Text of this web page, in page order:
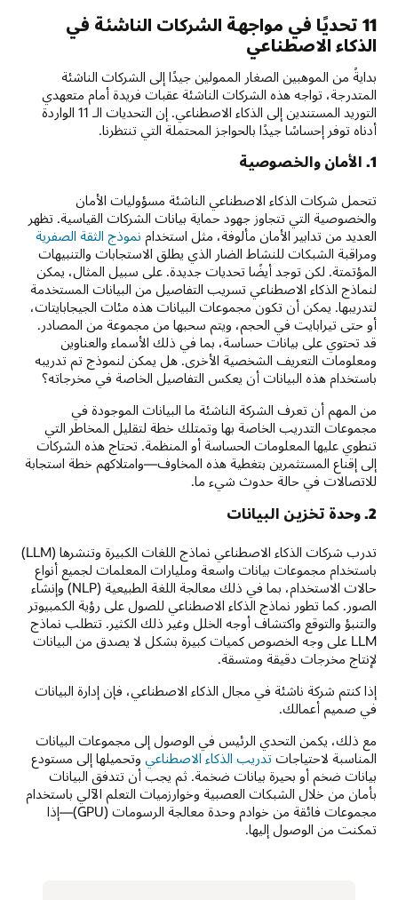
11 تحديًا في مواجهة الشركات الناشئة في
الذكاء الاصطناعي
بدايةً من الموهبين الصغار الممولين جيدًا إلى الشركات الناشئة
المتدرجة، تواجه هذه الشركات الناشئة عقبات فريدة أمام متعهدي
التوريد المستندين إلى الذكاء الاصطناعي. إن التحديات الـ 11 الواردة
أدناه توفر إحساسًا جيدًا بالحواجز المحتملة التي تنتظرنا.
1. الأمان والخصوصية
تتحمل شركات الذكاء الاصطناعي الناشئة مسؤوليات الأمان
والخصوصية التي تتجاوز جهود حماية بيانات الشركات القياسية. تظهر
العديد من تدابير الأمان مألوفة، مثل استخدام نموذج الثقة الصفرية
ومراقبة الشبكات للنشاط الضار الذي يطلق الاستجابات والتنبيهات
المؤتمتة. لكن توجد أيضًا تحديات جديدة. على سبيل المثال، يمكن
لنماذج الذكاء الاصطناعي تسريب التفاصيل من البيانات المستخدمة
لتدريبها. يمكن أن تكون مجموعات البيانات هذه مئات الجيجابايتات،
أو حتى تيرابايت في الحجم، ويتم سحبها من مجموعة من المصادر.
قد تحتوي على بيانات حساسة، بما في ذلك الأسماء والعناوين
ومعلومات التعريف الشخصية الأخرى. هل يمكن لنموذج تم تدريبه
باستخدام هذه البيانات أن يعكس التفاصيل الخاصة في مخرجاته؟
من المهم أن تعرف الشركة الناشئة ما البيانات الموجودة في
مجموعات التدريب الخاصة بها وتمتلك خطة لتقليل المخاطر التي
تنطوي عليها المعلومات الحساسة أو المنظمة. تحتاج هذه الشركات
إلى إقناع المستثمرين بتغطية هذه المخاوف—وامتلاكهم خطة استجابة
للاتصالات في حالة حدوث شيء ما.
2. وحدة تخزين البيانات
تدرب شركات الذكاء الاصطناعي نماذج اللغات الكبيرة وتنشرها (LLM)
باستخدام مجموعات بيانات واسعة ومليارات المعلمات لجميع أنواع
حالات الاستخدام، بما في ذلك معالجة اللغة الطبيعية (NLP) وإنشاء
الصور. كما تطور نماذج الذكاء الاصطناعي للصول على رؤية الكمبيوتر
والتنبؤ والتوقع واكتشاف أوجه الخلل وغير ذلك الكثير. تتطلب نماذج
LLM على وجه الخصوص كميات كبيرة بشكل لا يصدق من البيانات
لإنتاج مخرجات دقيقة ومتسقة.
إذا كنتم شركة ناشئة في مجال الذكاء الاصطناعي، فإن إدارة البيانات
في صميم أعمالك.
مع ذلك، يكمن التحدي الرئيس في الوصول إلى مجموعات البيانات
المناسبة لاحتياجات تدريب الذكاء الاصطناعي وتحميلها إلى مستودع
بيانات ضخم أو بحيرة بيانات ضخمة. ثم يجب أن تتدفق البيانات
بأمان من خلال الشبكات العصبية وخوارزميات التعلم الآلي باستخدام
مجموعات فائقة من خوادم وحدة معالجة الرسومات (GPU)—إذا
تمكنت من الوصول إليها.